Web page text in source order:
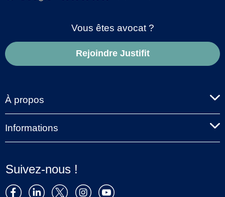
Vous êtes avocat ?
Rejoindre Justifit
À propos
Informations
Suivez-nous !